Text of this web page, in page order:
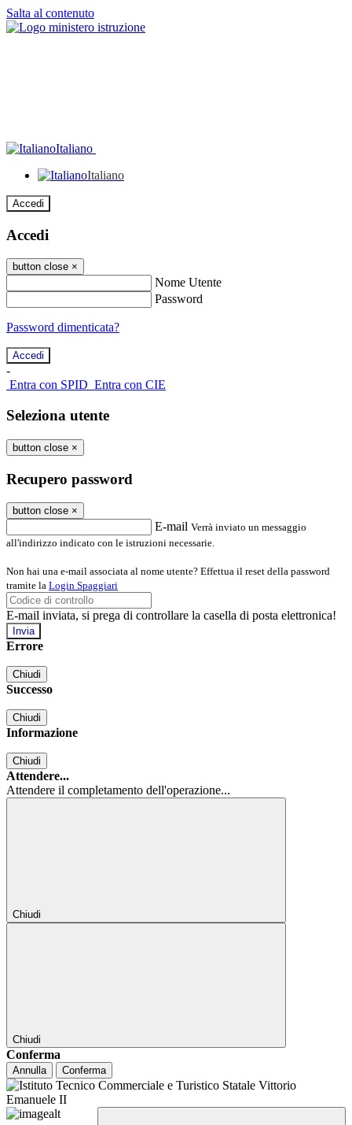
Salta al contenuto
Italiano
Italiano
Accedi
Accedi
button close ×
Nome Utente
Password
Password dimenticata?
-
Entra con SPID Entra con CIE
Seleziona utente
button close ×
Recupero password
button close ×
E-mail Verrà inviato un messaggio
all'indirizzo indicato con le istruzioni necessarie.
Non hai una e-mail associata al nome utente? Effettua il reset della password
tramite la Login Spaggiari
E-mail inviata, si prega di controllare la casella di posta elettronica!
Errore
Chiudi
Successo
Chiudi
Informazione
Chiudi
Attendere...
Attendere il completamento dell'operazione...
Chiudi
Chiudi
Conferma
Annulla Conferma